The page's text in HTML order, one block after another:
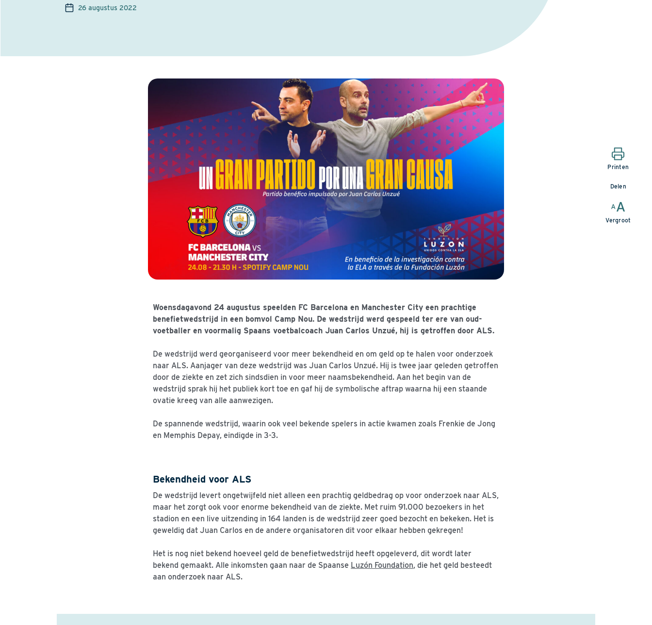
Printen
Delen
Vergroot
26 augustus 2022
Woensdagavond 24 augustus speelden FC Barcelona en Manchester City een prachtige
benefietwedstrijd in een bomvol Camp Nou. De wedstrijd werd gespeeld ter ere van oud-
voetballer en voormalig Spaans voetbalcoach Juan Carlos Unzué, hij is getroffen door ALS.
De wedstrijd werd georganiseerd voor meer bekendheid en om geld op te halen voor onderzoek
naar ALS. Aanjager van deze wedstrijd was Juan Carlos Unzué. Hij is twee jaar geleden getroffen
door de ziekte en zet zich sindsdien in voor meer naamsbekendheid. Aan het begin van de
wedstrijd sprak hij het publiek kort toe en gaf hij de symbolische aftrap waarna hij een staande
ovatie kreeg van alle aanwezigen.
De spannende wedstrijd, waarin ook veel bekende spelers in actie kwamen zoals Frenkie de Jong
en Memphis Depay, eindigde in 3-3.
Bekendheid voor ALS
De wedstrijd levert ongetwijfeld niet alleen een prachtig geldbedrag op voor onderzoek naar ALS,
maar het zorgt ook voor enorme bekendheid van de ziekte. Met ruim 91.000 bezoekers in het
stadion en een live uitzending in 164 landen is de wedstrijd zeer goed bezocht en bekeken. Het is
geweldig dat Juan Carlos en de andere organisatoren dit voor elkaar hebben gekregen!
Het is nog niet bekend hoeveel geld de benefietwedstrijd heeft opgeleverd, dit wordt later
bekend gemaakt. Alle inkomsten gaan naar de Spaanse Luzón Foundation, die het geld besteedt
aan onderzoek naar ALS.